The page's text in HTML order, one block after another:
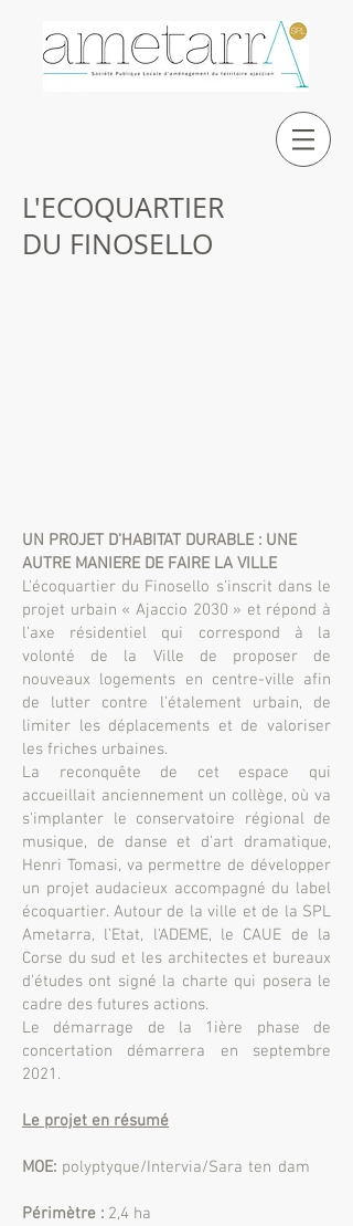
L'ECOQUARTIER
DU FINOSELLO
UN PROJET D’HABITAT DURABLE : UNE
AUTRE MANIERE DE FAIRE LA VILLE
L'écoquartier du Finosello s'inscrit dans le
projet urbain « Ajaccio 2030 » et répond à
l’axe résidentiel qui correspond à la
volonté de la Ville de proposer de
nouveaux logements en centre-ville afin
de lutter contre l’étalement urbain, de
limiter les déplacements et de valoriser
les friches urbaines.
La reconquête de cet espace qui
accueillait anciennement un collège, où va
s'implanter le conservatoire régional de
musique, de danse et d’art dramatique,
Henri Tomasi, va permettre de développer
un projet audacieux accompagné du label
écoquartier. Autour de la ville et de la SPL
Ametarra, l’Etat, l'ADEME, le CAUE de la
Corse du sud et les architectes et bureaux
d’études ont signé la charte qui posera le
cadre des futures actions.
Le démarrage de la 1ière phase de
concertation démarrera en septembre
2021.
Le projet en résumé
MOE: polyptyque/Intervia/Sara ten dam
Périmètre : 2,4 ha